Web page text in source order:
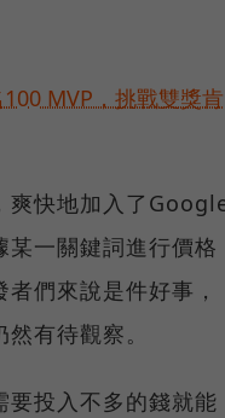
MVP，挑戰雙獎肯
爽快地加入了
一關鍵詞進行價格
們來說是件好事，
有待觀察。
要投入不多的錢就能